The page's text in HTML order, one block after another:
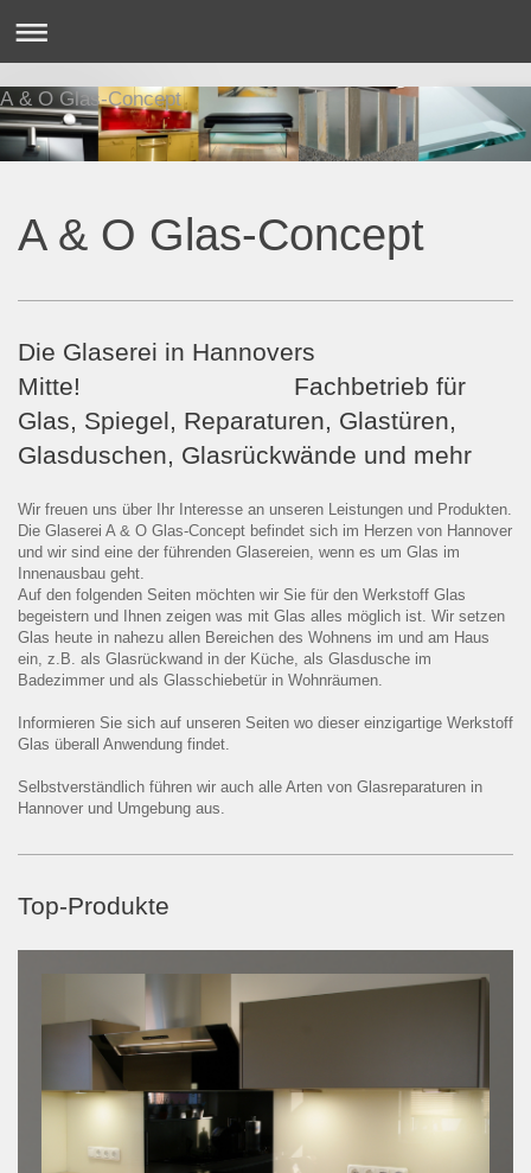
A & O Glas-Concept
A & O Glas-Concept
Die Glaserei in Hannovers
Mitte! Fachbetrieb für
Glas, Spiegel, Reparaturen, Glastüren,
Glasduschen, Glasrückwände und mehr
Wir freuen uns über Ihr Interesse an unseren Leistungen und Produkten.
Die Glaserei A & O Glas-Concept befindet sich im Herzen von Hannover
und wir sind eine der führenden Glasereien, wenn es um Glas im
Innenausbau geht.
Auf den folgenden Seiten möchten wir Sie für den Werkstoff Glas
begeistern und Ihnen zeigen was mit Glas alles möglich ist. Wir setzen
Glas heute in nahezu allen Bereichen des Wohnens im und am Haus
ein, z.B. als Glasrückwand in der Küche, als Glasdusche im
Badezimmer und als Glasschiebetür in Wohnräumen.
Informieren Sie sich auf unseren Seiten wo dieser einzigartige Werkstoff
Glas überall Anwendung findet.
Selbstverständlich führen wir auch alle Arten von Glasreparaturen in
Hannover und Umgebung aus.
Top-Produkte